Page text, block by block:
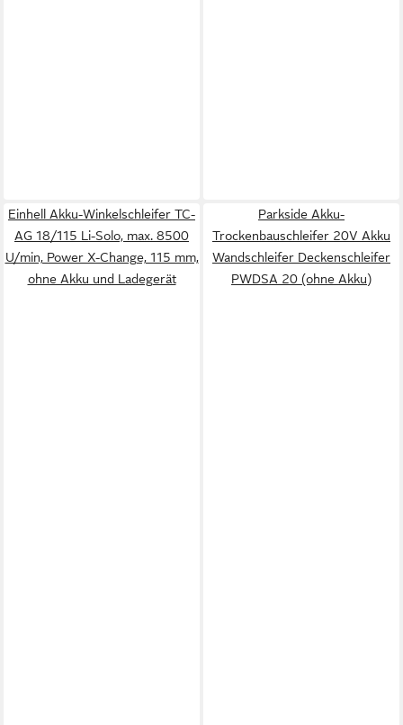
Einhell Akku-Winkelschleifer TC-
AG 18/115 Li-Solo, max. 8500
U/min, Power X-Change, 115 mm,
ohne Akku und Ladegerät
Parkside Akku-
Trockenbauschleifer 20V Akku
Wandschleifer Deckenschleifer
PWDSA 20 (ohne Akku)